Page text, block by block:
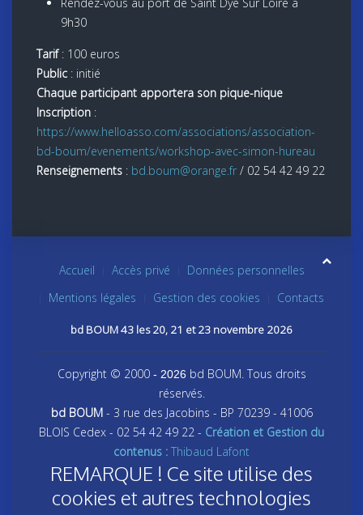
9h30
Tarif: 100 euros
Public : initié
Chaque participant apportera son pique-nique
Inscription :
https://www.helloasso.com/associations/association-
bd-boum/evenements/workshop-avec-simon-hureau
Renseignements : bd.boum@orange.fr / 02 54 42 49 22
Accueil Accès privé
Données personnelles
Mentions légales
Gestion des cookies Contacts
bd BOUM 43 les 20, 21 et 23 novembre 2026
Copyright © 2000- 2026 bd BOUM. Tous droits
réservés.
bd BOUM- 3 rue des Jacobins - BP 70239 - 41006
BLOIS Cedex - 02 54 42 49 22 - Création et Gestion du
contenus : Thibaud Lafont
REMARQUE ! Ce site utilise des
cookies et autres technologies